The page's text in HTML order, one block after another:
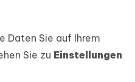
Daten Sie auf Ihrem
Sie zu Einstellungen